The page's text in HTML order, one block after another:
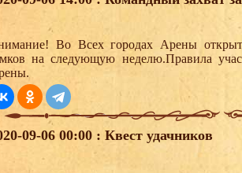
Во Всех городах Арены
на следующую неделю.Правила
09-06 00:00 : Квест удачников